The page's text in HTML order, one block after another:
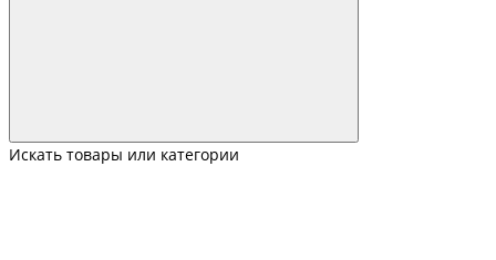
Искать товары или категории